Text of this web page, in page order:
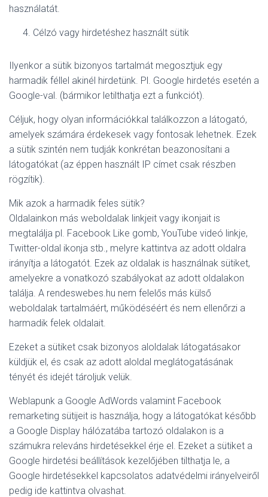
használatát.
Célzó vagy hirdetéshez használt sütik
Ilyenkor a sütik bizonyos tartalmát megosztjuk egy
harmadik féllel akinél hirdetünk. Pl. Google hirdetés esetén a
Google-val. (bármikor letilthatja ezt a funkciót).
Céljuk, hogy olyan információkkal találkozzon a látogató,
amelyek számára érdekesek vagy fontosak lehetnek. Ezek
a sütik szintén nem tudják konkrétan beazonosítani a
látogatókat (az éppen használt IP címet csak részben
rögzítik).
Mik azok a harmadik feles sütik?
Oldalainkon más weboldalak linkjeit vagy ikonjait is
megtalálja pl. Facebook Like gomb, YouTube videó linkje,
Twitter-oldal ikonja stb., melyre kattintva az adott oldalra
irányítja a látogatót. Ezek az oldalak is használnak sütiket,
amelyekre a vonatkozó szabályokat az adott oldalakon
találja. A rendeswebes.hu nem felelős más külső
weboldalak tartalmáért, működéséért és nem ellenőrzi a
harmadik felek oldalait.
Ezeket a sütiket csak bizonyos aloldalak látogatásakor
küldjük el, és csak az adott aloldal meglátogatásának
tényét és idejét tároljuk velük.
Weblapunk a Google AdWords valamint Facebook
remarketing sütijeit is használja, hogy a látogatókat később
a Google Display hálózatába tartozó oldalakon is a
számukra releváns hirdetésekkel érje el. Ezeket a sütiket a
Google hirdetési beállítások kezelőjében tilthatja le, a
Google hirdetésekkel kapcsolatos adatvédelmi irányelveiről
pedig ide kattintva olvashat.